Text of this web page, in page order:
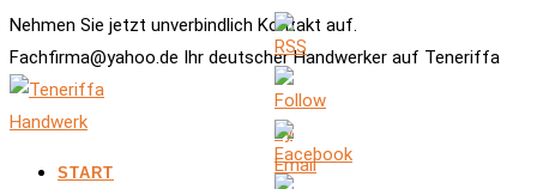
Nehmen Sie jetzt unverbindlich Kontakt auf.
Fachfirma@yahoo.de Ihr deutscher Handwerker auf Teneriffa
START